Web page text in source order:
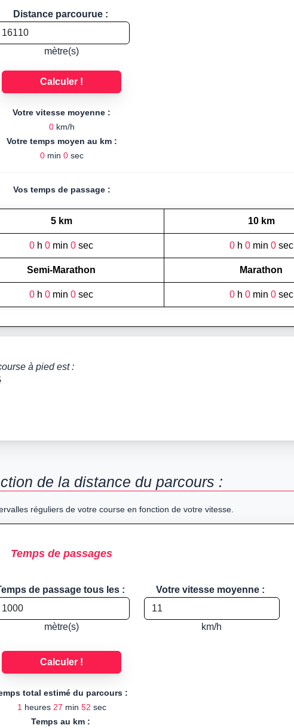
Distance parcourue :
mètre(s)
Calculer !
Votre vitesse moyenne :
0km/h
Votre temps moyen au km :
0min 0sec
Vos temps de passage :
5 km 10 km
0 h 0 min 0 sec 0h 0min 0sec
Semi-Marathon Marathon
0 h 0 min 0 sec 0h 0min 0sec
à pied est :
de la distance du parcours :
réguliers de votre course en fonction de votre vitesse.
Temps de passages
de passage tous les :
mètre(s)
Votre vitesse moyenne :
km/h
Calculer !
total estimé du parcours :
1heures 27 min 52 sec
Temps au km :